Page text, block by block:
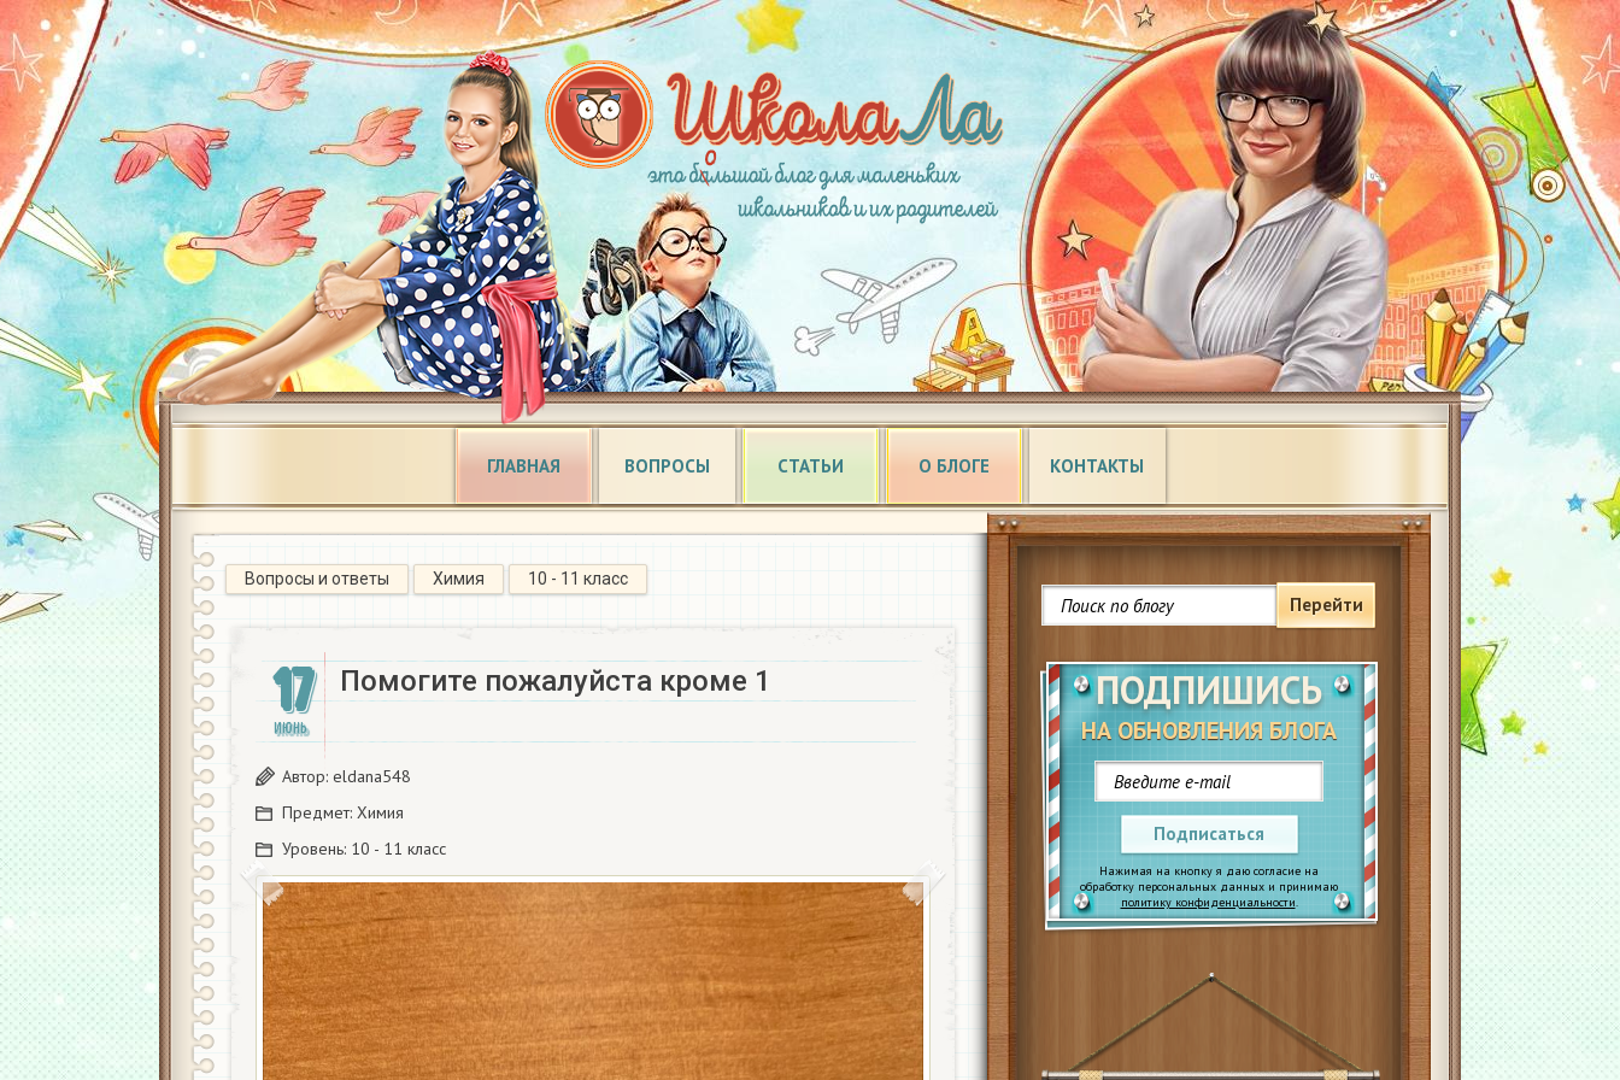
ГЛАВНАЯ ВОПРОСЫ СТАТЬИ О БЛОГЕ КОНТАКТЫ
Перейти
ПОДПИШИСЬ
НА ОБНОВЛЕНИЯ БЛОГА
Подписаться
Нажимая на кнопку я даю согласие на
обработку персональных данных и принимаю
политику конфиденциальности.
Вопросы и ответы Химия 10 - 11 класс
17
ИЮНЬ
Помогите пожалуйста кроме 1
Автор: eldana548
Предмет: Химия
Уровень: 10 - 11 класс